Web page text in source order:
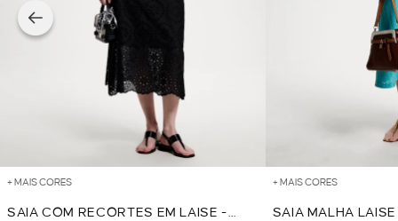
+ MAIS CORES
SAIA COM RECORTES EM LAISE -
+ MAIS CORES
SAIA MALHA